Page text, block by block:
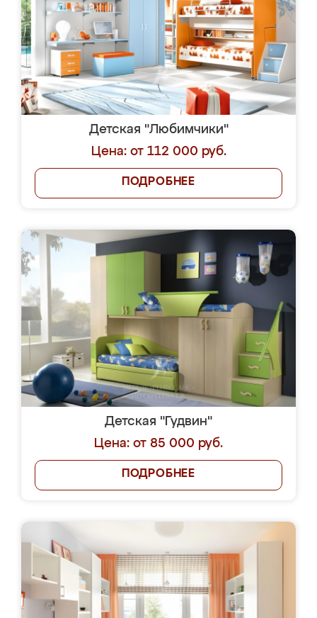
Детская "Любимчики"
Цена: от 112 000 руб.
ПОДРОБНЕЕ
Детская "Гудвин"
Цена: от 85 000 руб.
ПОДРОБНЕЕ